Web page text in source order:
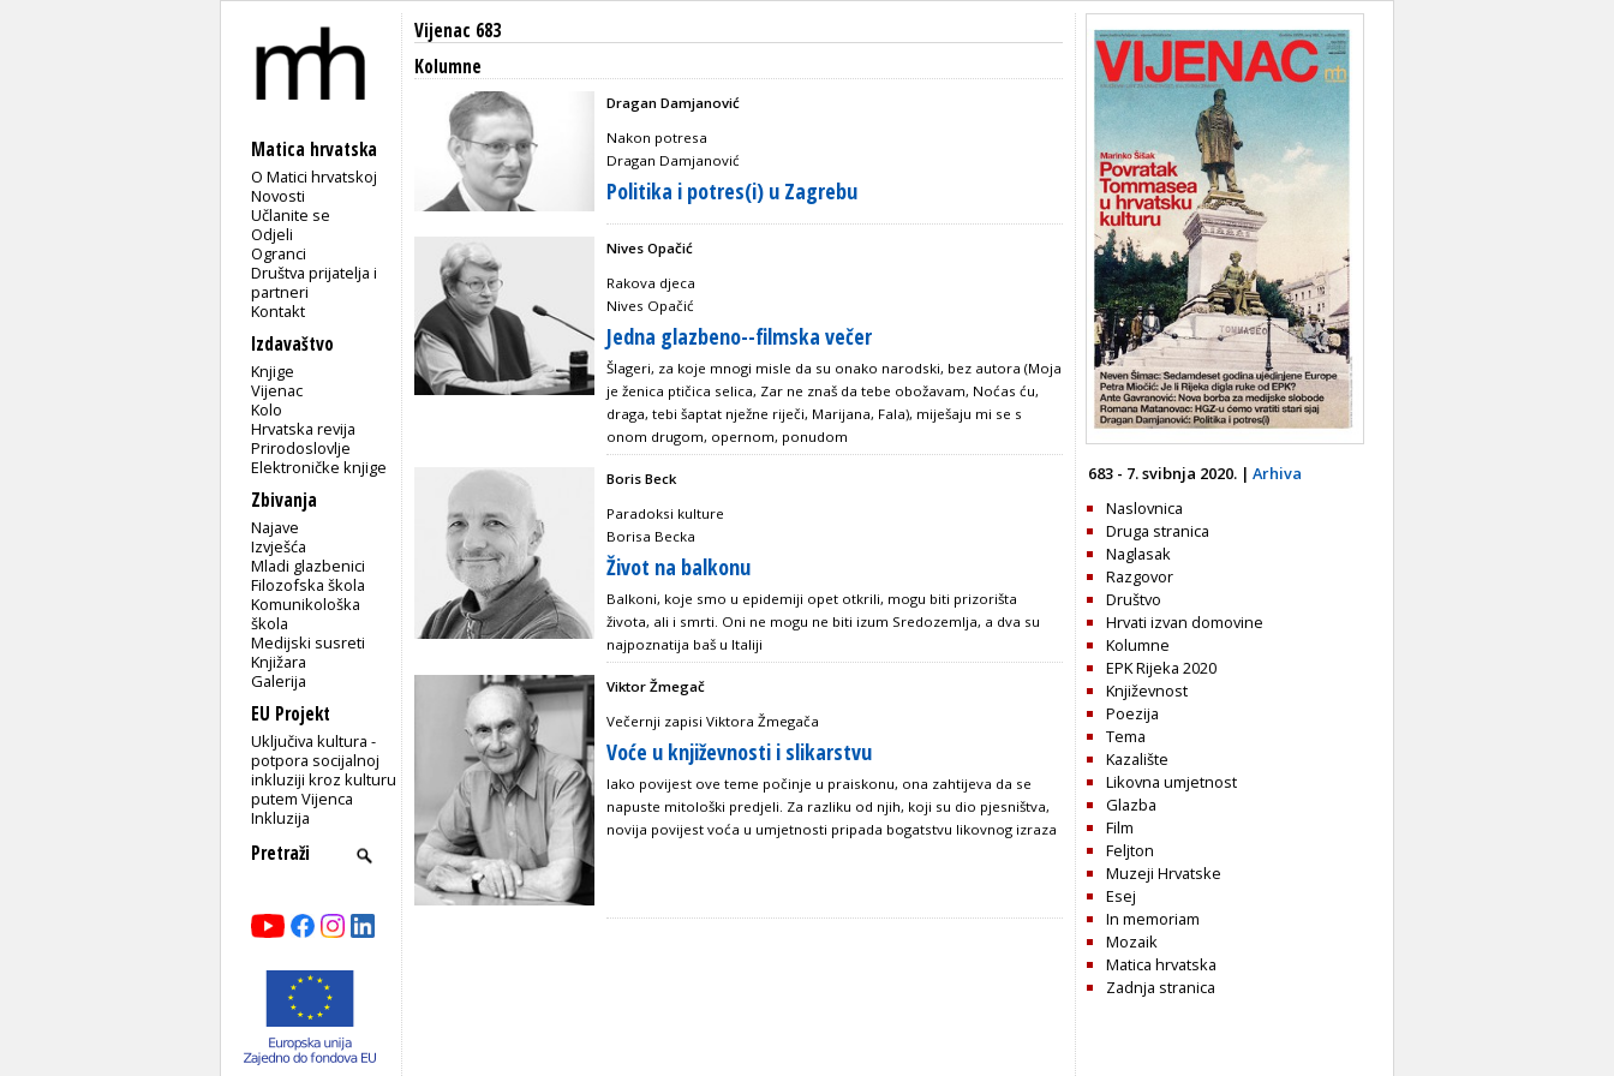
Matica hrvatska
O Matici hrvatskoj
Novosti
Učlanite se
Odjeli
Ogranci
Društva prijatelja i
partneri
Kontakt
Izdavaštvo
Knjige
Vijenac
Kolo
Hrvatska revija
Prirodoslovlje
Elektroničke knjige
Zbivanja
Najave
Izvješća
Mladi glazbenici
Filozofska škola
Komunikološka
škola
Medijski susreti
Knjižara
Galerija
EU Projekt
Uključiva kultura -
potpora socijalnoj
inkluziji kroz kulturu
putem Vijenca
Inkluzija
Vijenac 683
Kolumne
Dragan Damjanović
Nakon potresa
Dragan Damjanović
Politika i potres(i) u Zagrebu
Nives Opačić
Rakova djeca
Nives Opačić
Jedna glazbeno--filmska večer
Šlageri, za koje mnogi misle da su onako narodski, bez autora (Moja
je ženica ptičica selica, Zar ne znaš da tebe obožavam, Noćas ću,
draga, tebi šaptat nježne riječi, Marijana, Fala), miješaju mi se s
onom drugom, opernom, ponudom
Boris Beck
Paradoksi kulture
Borisa Becka
Život na balkonu
Balkoni, koje smo u epidemiji opet otkrili, mogu biti prizorišta
života, ali i smrti. Oni ne mogu ne biti izum Sredozemlja, a dva su
najpoznatija baš u Italiji
Viktor Žmegač
Večernji zapisi Viktora Žmegača
Voće u književnosti i slikarstvu
Iako povijest ove teme počinje u praiskonu, ona zahtijeva da se
napuste mitološki predjeli. Za razliku od njih, koji su dio pjesništva,
novija povijest voća u umjetnosti pripada bogatstvu likovnog izraza
683 - 7. svibnja 2020. | Arhiva
Naslovnica
Druga stranica
Naglasak
Razgovor
Društvo
Hrvati izvan domovine
Kolumne
EPK Rijeka 2020
Književnost
Poezija
Tema
Kazalište
Likovna umjetnost
Glazba
Film
Feljton
Muzeji Hrvatske
Esej
In memoriam
Mozaik
Matica hrvatska
Zadnja stranica